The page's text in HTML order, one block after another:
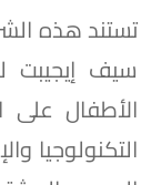
تستند هذه
سيف إيجيبت
الأطفال على
التكنولوجيا